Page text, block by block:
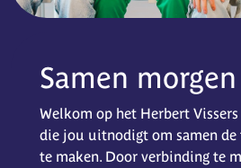
Samen
Welkom op het Herbert
die jou uitnodigt om samen
te maken. Door verbinding te